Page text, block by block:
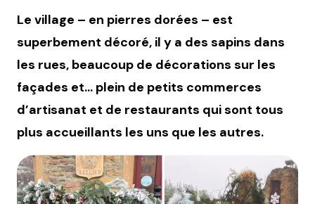
Le village – en pierres dorées – est
superbement décoré, il y a des sapins dans
les rues, beaucoup de décorations sur les
façades et… plein de petits commerces
d’artisanat et de restaurants qui sont tous
plus accueillants les uns que les autres.